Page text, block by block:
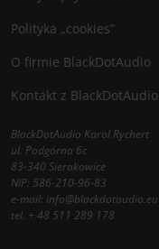
Polityka „cookies”
O firmie BlackDotAudio
Kontakt z BlackDotAudio
BlackDotAudio Karol Rychert
ul. Podgórna 6c
83-340 Sierakowice
NIP: 586-210-96-83
e-mail:info@blackdotaudio.eu
tel. + 48 511 289 178